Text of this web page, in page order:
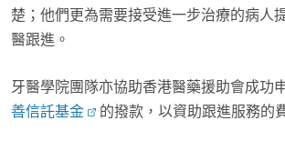
楚；他們更為需要接受進一步治療的病人
醫跟進。
牙醫學院團隊亦協助香港醫藥援助會成功
善信託基金
的撥款，以資助跟進服務的